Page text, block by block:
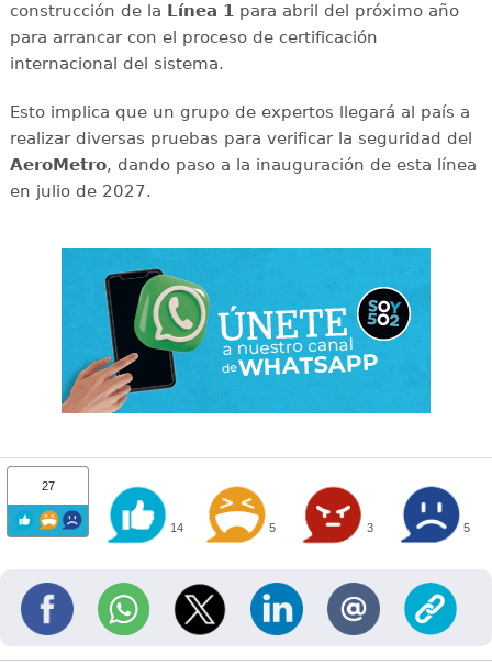
construcción de la Línea 1para abril del próximo año
para arrancar con el proceso de certificación
internacional del sistema.
Esto implica que un grupo de expertos llegará al país a
realizar diversas pruebas para verificar la seguridad del
AeroMetro, dando paso a la inauguración de esta línea
en julio de 2027.
27
14 5 3 5